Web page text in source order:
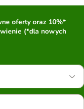
oferty oraz 10%*
(*dla nowych